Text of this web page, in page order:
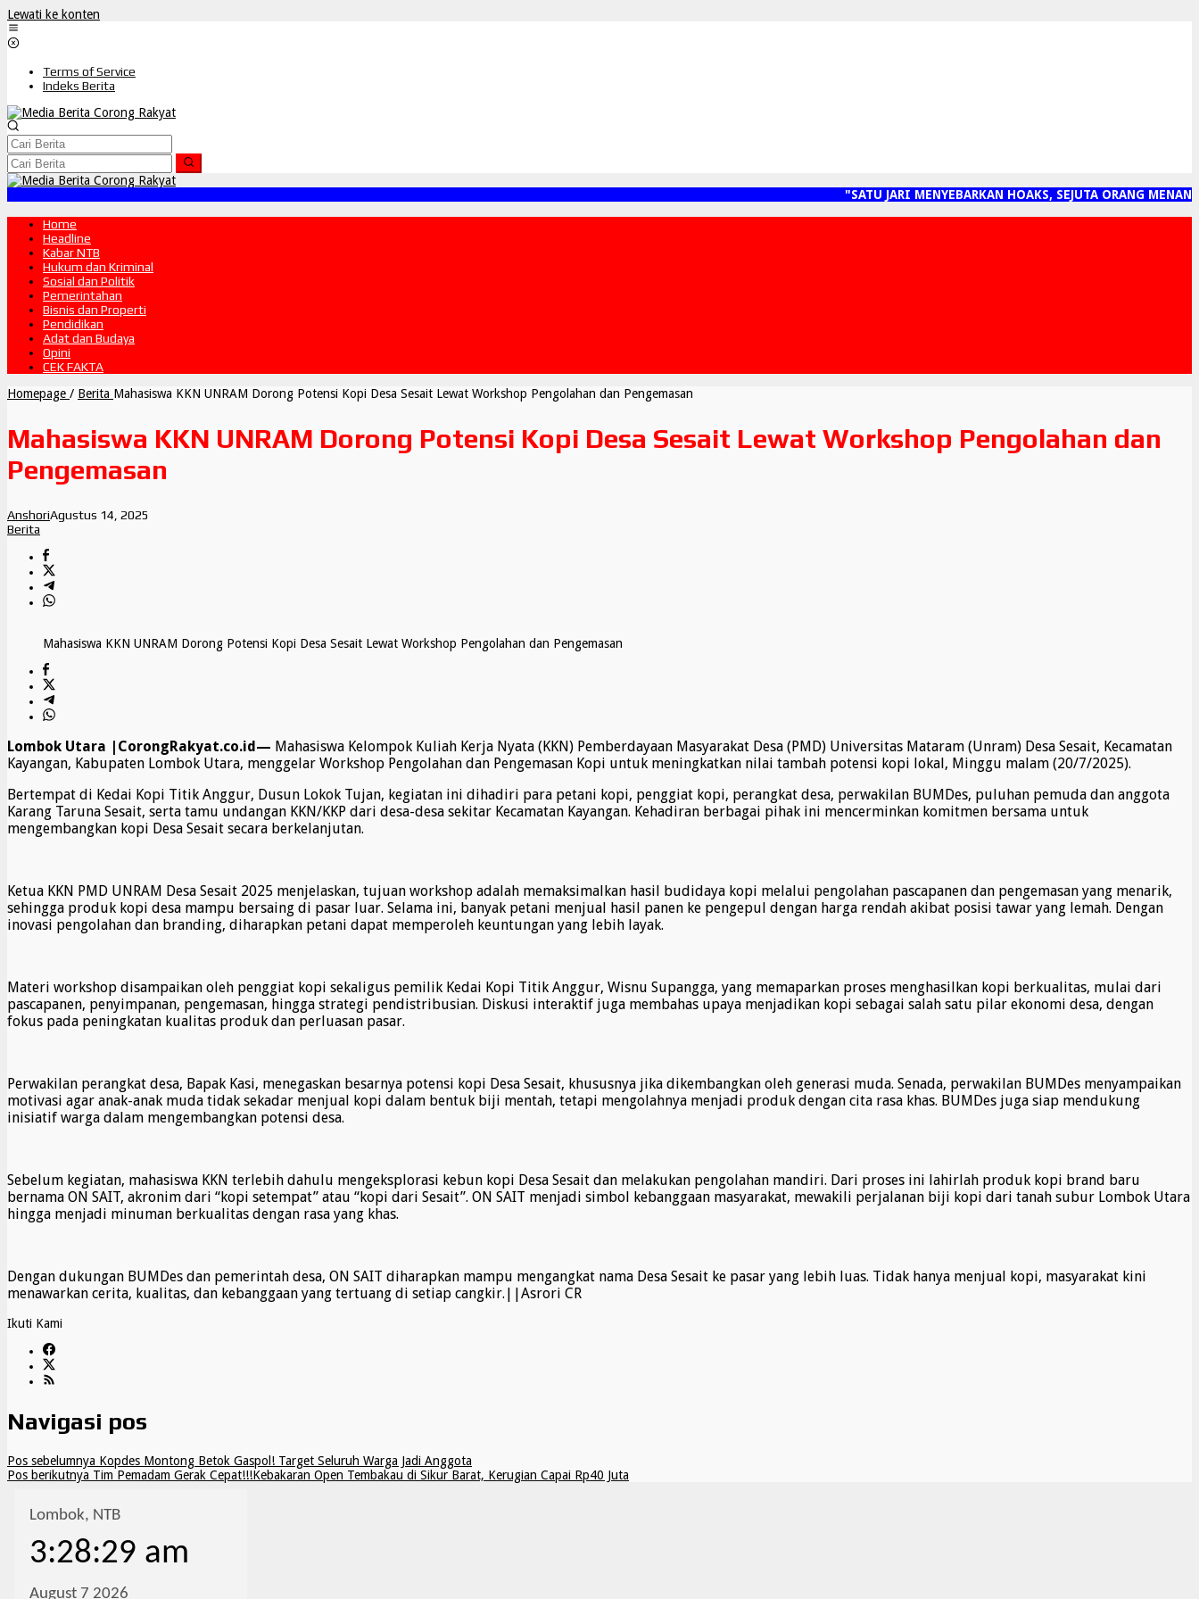
Lewati ke konten
Terms of Service
Indeks Berita
"SATU JARI MENYEBARKAN HOAKS, SEJUTA ORANG
Home
Headline
Kabar NTB
Hukum dan Kriminal
Sosial dan Politik
Pemerintahan
Bisnis dan Properti
Pendidikan
Adat dan Budaya
Opini
CEK FAKTA
Homepage / Berita Mahasiswa KKN UNRAM Dorong Potensi Kopi Desa Sesait Lewat Workshop Pengolahan dan Pengemasan
Mahasiswa KKN UNRAM Dorong Potensi Kopi Desa Sesait Lewat Workshop Pengolahan dan
Pengemasan
AnshoriAgustus 14, 2025
Berita
Mahasiswa KKN UNRAM Dorong Potensi Kopi Desa Sesait Lewat Workshop Pengolahan dan Pengemasan
Lombok Utara |CorongRakyat.co.id— Mahasiswa Kelompok Kuliah Kerja Nyata (KKN) Pemberdayaan Masyarakat Desa (PMD) Universitas Mataram (Unram) Desa Sesait, Kecamatan
Kayangan, Kabupaten Lombok Utara, menggelar Workshop Pengolahan dan Pengemasan Kopi untuk meningkatkan nilai tambah potensi kopi lokal, Minggu malam (20/7/2025).
Bertempat di Kedai Kopi Titik Anggur, Dusun Lokok Tujan, kegiatan ini dihadiri para petani kopi, penggiat kopi, perangkat desa, perwakilan BUMDes, puluhan pemuda dan anggota
Karang Taruna Sesait, serta tamu undangan KKN/KKP dari desa-desa sekitar Kecamatan Kayangan. Kehadiran berbagai pihak ini mencerminkan komitmen bersama untuk
mengembangkan kopi Desa Sesait secara berkelanjutan.
Ketua KKN PMD UNRAM Desa Sesait 2025 menjelaskan, tujuan workshop adalah memaksimalkan hasil budidaya kopi melalui pengolahan pascapanen dan pengemasan yang menarik,
sehingga produk kopi desa mampu bersaing di pasar luar. Selama ini, banyak petani menjual hasil panen ke pengepul dengan harga rendah akibat posisi tawar yang lemah. Dengan
inovasi pengolahan dan branding, diharapkan petani dapat memperoleh keuntungan yang lebih layak.
Materi workshop disampaikan oleh penggiat kopi sekaligus pemilik Kedai Kopi Titik Anggur, Wisnu Supangga, yang memaparkan proses menghasilkan kopi berkualitas, mulai dari
pascapanen, penyimpanan, pengemasan, hingga strategi pendistribusian. Diskusi interaktif juga membahas upaya menjadikan kopi sebagai salah satu pilar ekonomi desa, dengan
fokus pada peningkatan kualitas produk dan perluasan pasar.
Perwakilan perangkat desa, Bapak Kasi, menegaskan besarnya potensi kopi Desa Sesait, khususnya jika dikembangkan oleh generasi muda. Senada, perwakilan BUMDes menyampaikan
motivasi agar anak-anak muda tidak sekadar menjual kopi dalam bentuk biji mentah, tetapi mengolahnya menjadi produk dengan cita rasa khas. BUMDes juga siap mendukung
inisiatif warga dalam mengembangkan potensi desa.
Sebelum kegiatan, mahasiswa KKN terlebih dahulu mengeksplorasi kebun kopi Desa Sesait dan melakukan pengolahan mandiri. Dari proses ini lahirlah produk kopi brand baru
bernama ON SAIT, akronim dari “kopi setempat” atau “kopi dari Sesait”. ON SAIT menjadi simbol kebanggaan masyarakat, mewakili perjalanan biji kopi dari tanah subur Lombok Utara
hingga menjadi minuman berkualitas dengan rasa yang khas.
Dengan dukungan BUMDes dan pemerintah desa, ON SAIT diharapkan mampu mengangkat nama Desa Sesait ke pasar yang lebih luas. Tidak hanya menjual kopi, masyarakat kini
menawarkan cerita, kualitas, dan kebanggaan yang tertuang di setiap cangkir.||Asrori CR
Ikuti Kami
Navigasi pos
Pos sebelumnya Kopdes Montong Betok Gaspol! Target Seluruh Warga Jadi Anggota
Pos berikutnya Tim Pemadam Gerak Cepat!!!Kebakaran Open Tembakau di Sikur Barat, Kerugian Capai Rp40 Juta